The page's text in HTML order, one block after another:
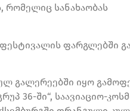
რომელიც სანახაობას
ფარგლებში
გალერეებში იყო
36-ში“, საავიაციო-